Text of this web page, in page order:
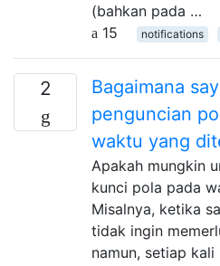
(bahkan pada …
15
notifications
2
Bagaimana
penguncian
waktu yang
Apakah mungkin
kunci pola pada
Misalnya, ketika
tidak ingin
namun, setiap